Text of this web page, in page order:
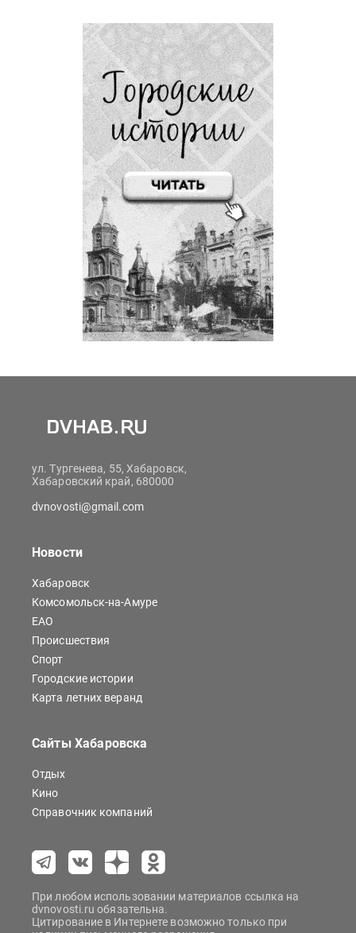
ул. Тургенева, 55, Хабаровск,
Хабаровский край, 680000
dvnovosti@gmail.com
Новости
Хабаровск
Комсомольск-на-Амуре
ЕАО
Происшествия
Спорт
Городские истории
Карта летних веранд
Сайты Хабаровска
Отдых
Кино
Справочник компаний
При любом использовании материалов ссылка на
dvnovosti.ru обязательна.
Цитирование в Интернете возможно только при